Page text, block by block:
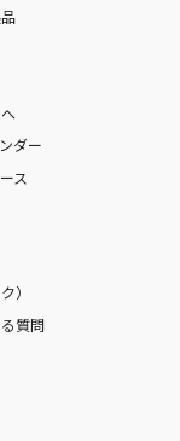
ダー
ス
）
質問